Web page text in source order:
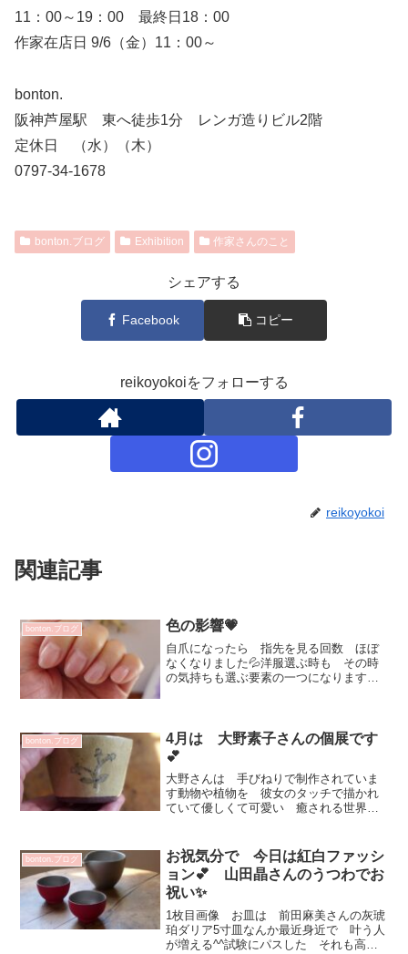
11：00～19：00 最終日18：00
作家在店日 9/6（金）11：00～
bonton.
阪神芦屋駅 東へ徒歩1分 レンガ造りビル2階
定休日 （水）（木）
0797-34-1678
bonton.ブログ Exhibition 作家さんのこと
シェアする
Facebook コピー
reikoyokoiをフォローする
reikoyokoi
関連記事
bonton.ブログ 色の影響💗
自爪になったら 指先を見る回数 ほぼ
なくなりました💦洋服選ぶ時も その時
の気持ちも選ぶ要素の一つになりますも
ップあっ！杉尾さんの...
bonton.ブログ
4月は 大野素子さんの個展です
💕
大野さんは 手びねりで制作されていま
す動物や植物を 彼女のタッチで描かれ
ていて優しくて可愛い 癒される世界観
(水)11：00～19：00 最終日18：00作
家...
bonton.ブログ
お祝気分で 今日は紅白ファッシ
ョン💕 山田晶さんのうつわでお
祝い✨
1枚目画像 お皿は 前田麻美さんの灰琥
珀ダリア5寸皿なんか最近身近で 叶う人
が増える^^試験にパスした それも高得